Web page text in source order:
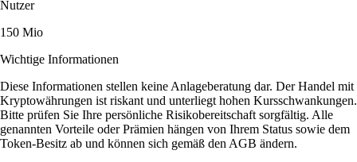
Nutzer
150 Mio
Wichtige Informationen
Diese Informationen stellen keine Anlageberatung dar. Der Handel mit
Kryptowährungen ist riskant und unterliegt hohen Kursschwankungen.
Bitte prüfen Sie Ihre persönliche Risikobereitschaft sorgfältig. Alle
genannten Vorteile oder Prämien hängen von Ihrem Status sowie dem
Token-Besitz ab und können sich gemäß den AGB ändern.